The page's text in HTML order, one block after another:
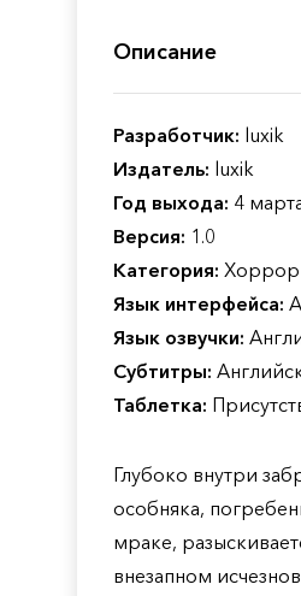
Описание
Разработчик: luxik
Издатель: luxik
Год выхода: 4
Версия: 1.0
Категория:
Язык интерфейса:
Язык озвучки:
Субтитры:
Таблетка:
Глубоко внутри
особняка,
мраке,
внезапном